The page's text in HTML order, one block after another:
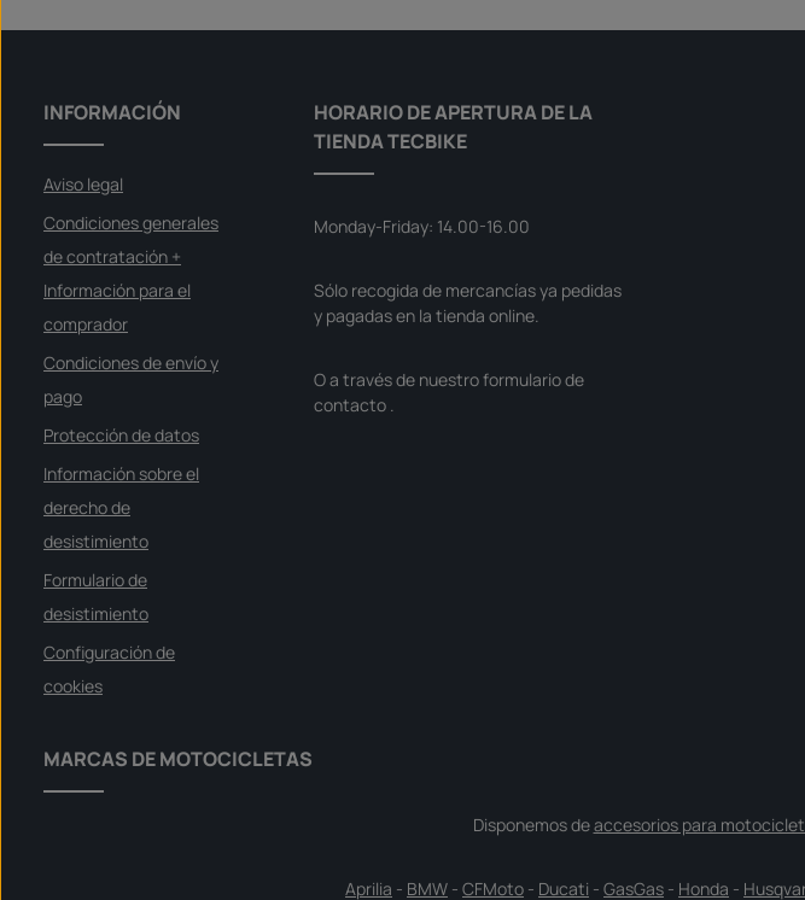
INFORMACIÓN
Aviso legal
Condiciones generales
de contratación +
Información para el
comprador
Condiciones de envío y
pago
Protección de datos
Información sobre el
derecho de
desistimiento
Formulario de
desistimiento
Configuración de
cookies
HORARIO DE APERTURA DE LA
TIENDA TECBIKE
Monday-Friday: 14.00-16.00
Sólo recogida de mercancías ya pedidas
y pagadas en la tienda online.
O a través de nuestro formulario de
contacto .
MARCAS DE MOTOCICLETAS
Disponemos deaccesorios para
Aprilia - BMW - CFMoto - Ducati - GasGas - Honda -